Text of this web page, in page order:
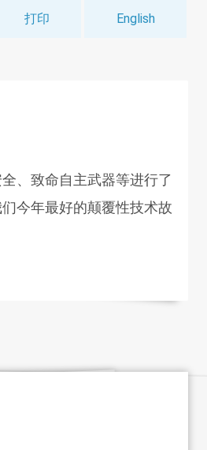
打印 English
全、致命自主武器等进行了
今年最好的颠覆性技术故